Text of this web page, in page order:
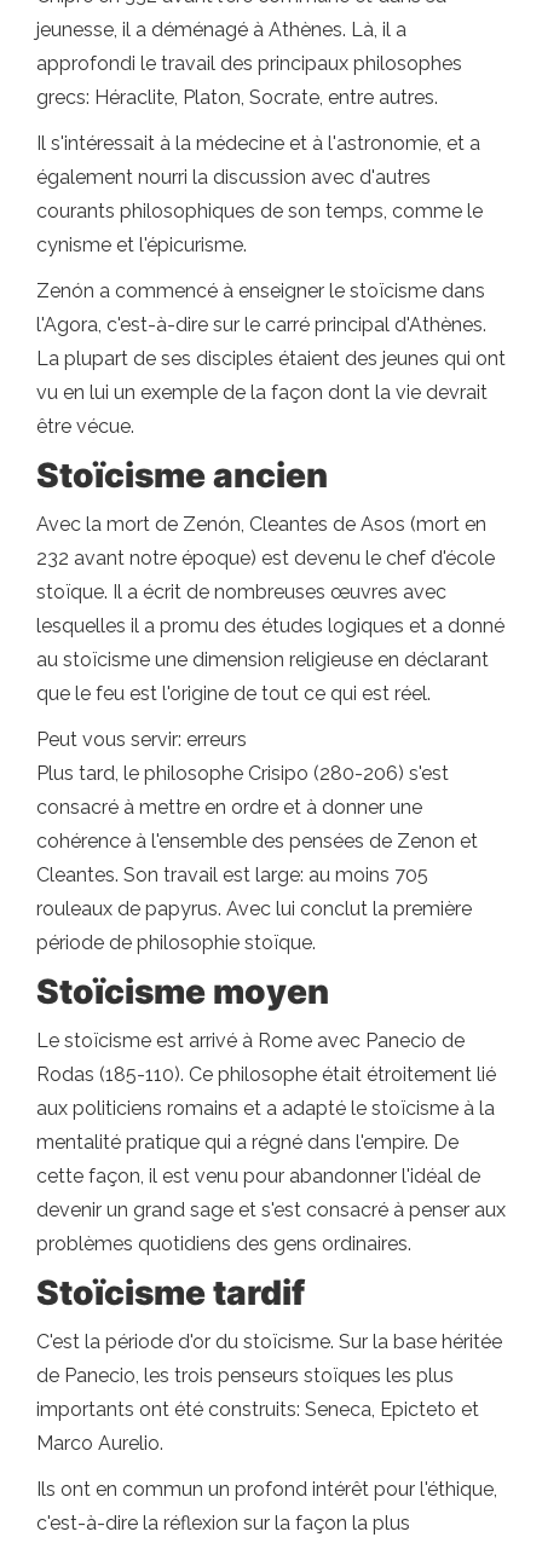
jeunesse, il a déménagé à Athènes. Là, il a
approfondi le travail des principaux philosophes
grecs: Héraclite, Platon, Socrate, entre autres.
Il s'intéressait à la médecine et à l'astronomie, et a
également nourri la discussion avec d'autres
courants philosophiques de son temps, comme le
cynisme et l'épicurisme.
Zenón a commencé à enseigner le stoïcisme dans
l'Agora, c'est-à-dire sur le carré principal d'Athènes.
La plupart de ses disciples étaient des jeunes qui ont
vu en lui un exemple de la façon dont la vie devrait
être vécue.
Stoïcisme ancien
Avec la mort de Zenón, Cleantes de Asos (mort en
232 avant notre époque) est devenu le chef d'école
stoïque. Il a écrit de nombreuses œuvres avec
lesquelles il a promu des études logiques et a donné
au stoïcisme une dimension religieuse en déclarant
que le feu est l'origine de tout ce qui est réel.
Peut vous servir: erreurs
Plus tard, le philosophe Crisipo (280-206) s'est
consacré à mettre en ordre et à donner une
cohérence à l'ensemble des pensées de Zenon et
Cleantes. Son travail est large: au moins 705
rouleaux de papyrus. Avec lui conclut la première
période de philosophie stoïque.
Stoïcisme moyen
Le stoïcisme est arrivé à Rome avec Panecio de
Rodas (185-110). Ce philosophe était étroitement lié
aux politiciens romains et a adapté le stoïcisme à la
mentalité pratique qui a régné dans l'empire. De
cette façon, il est venu pour abandonner l'idéal de
devenir un grand sage et s'est consacré à penser aux
problèmes quotidiens des gens ordinaires.
Stoïcisme tardif
C'est la période d'or du stoïcisme. Sur la base héritée
de Panecio, les trois penseurs stoïques les plus
importants ont été construits: Seneca, Epicteto et
Marco Aurelio.
Ils ont en commun un profond intérêt pour l'éthique,
c'est-à-dire la réflexion sur la façon la plus